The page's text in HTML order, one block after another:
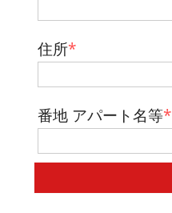
住所*
番地 アパート名等*